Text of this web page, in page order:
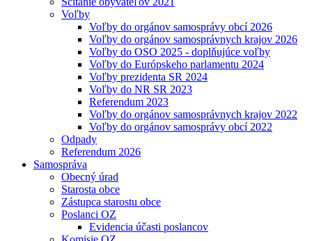
Voľby
Voľby do orgánov samosprávy obcí 2026
Voľby do orgánov samosprávnych krajov 2026
Voľby do OSO 2025 - doplňujúce voľby
Voľby do Európskeho parlamentu 2024
Voľby prezidenta SR 2024
Voľby do NR SR 2023
Referendum 2023
Voľby do orgánov samosprávnych krajov 2022
Voľby do orgánov samosprávy obcí 2022
Odpady
Referendum 2026
Samospráva
Obecný úrad
Starosta obce
Zástupca starostu obce
Poslanci OZ
Evidencia účasti poslancov